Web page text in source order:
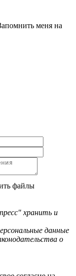
меня на
файлы
хранить и
данные
о